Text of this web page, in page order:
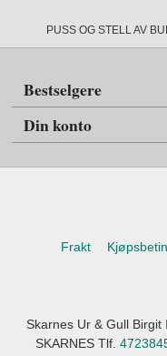
PUSS OG STELL AV
Bestselgere
Din konto
Frakt
Skarnes Ur & Gull
SKARNES Tlf.